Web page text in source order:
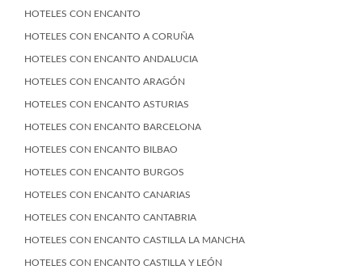
HOTELES CON ENCANTO
HOTELES CON ENCANTO A CORUÑA
HOTELES CON ENCANTO ANDALUCIA
HOTELES CON ENCANTO ARAGÓN
HOTELES CON ENCANTO ASTURIAS
HOTELES CON ENCANTO BARCELONA
HOTELES CON ENCANTO BILBAO
HOTELES CON ENCANTO BURGOS
HOTELES CON ENCANTO CANARIAS
HOTELES CON ENCANTO CANTABRIA
HOTELES CON ENCANTO CASTILLA LA MANCHA
HOTELES CON ENCANTO CASTILLA Y LEÓN